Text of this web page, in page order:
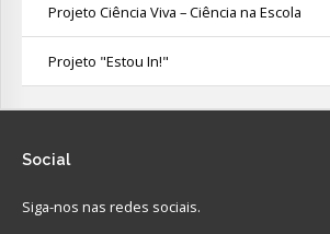
Projeto Ciência Viva – Ciência na Escola
Projeto "Estou In!"
Social
Siga-nos nas redes sociais.